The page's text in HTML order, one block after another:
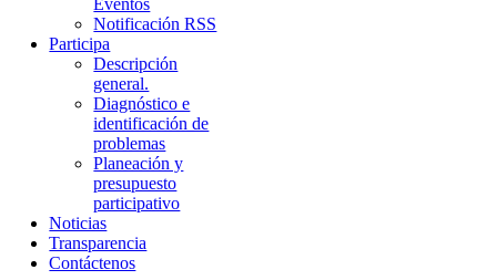
Eventos
Notificación RSS
Participa
Descripción
general.
Diagnóstico e
identificación de
problemas
Planeación y
presupuesto
participativo
Noticias
Transparencia
Contáctenos